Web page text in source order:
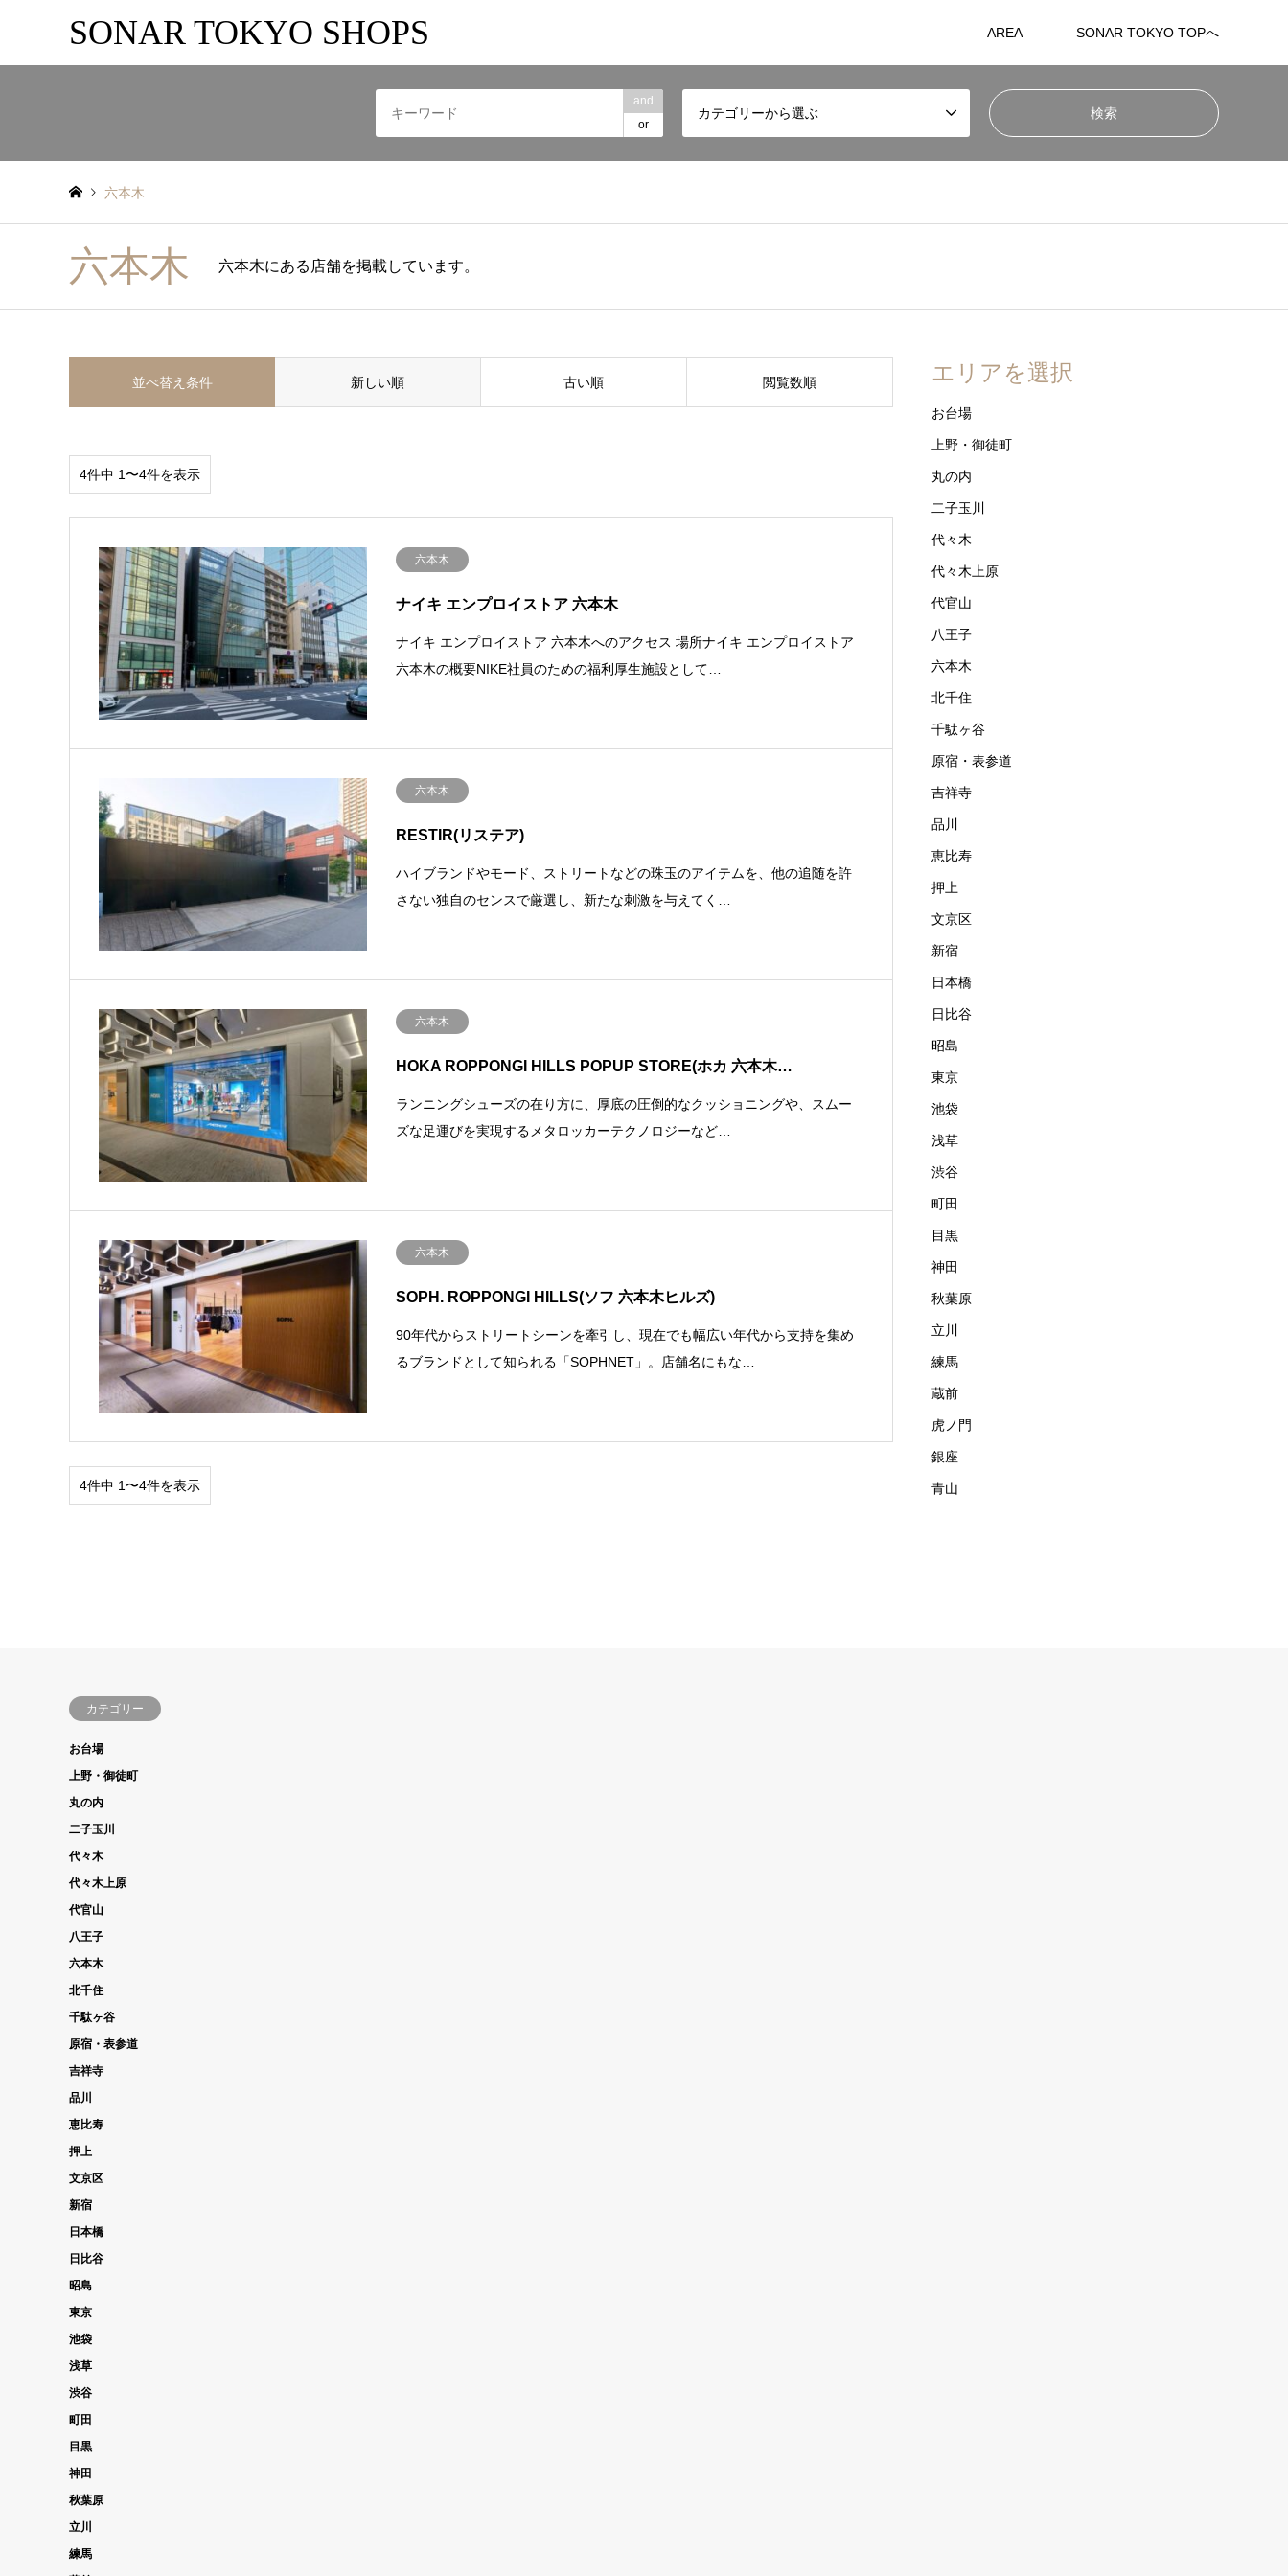
SONAR TOKYO SHOPS AREA SONAR TOKYO TOPへ
and
or
カテゴリーから選ぶ
六本木
六本木 六本木にある店舗を掲載しています。
並べ替え条件 新しい順 古い順 閲覧数順
4件中 1〜4件を表示
六本木
ナイキ エンプロイストア 六本木
ナイキ エンプロイストア 六本木へのアクセス 場所ナイキ エンプロイストア
六本木の概要NIKE社員のための福利厚生施設として…
六本木
RESTIR(リステア)
ハイブランドやモード、ストリートなどの珠玉のアイテムを、他の追随を許
さない独自のセンスで厳選し、新たな刺激を与えてく…
六本木
HOKA ROPPONGI HILLS POPUP STORE(ホカ 六本木…
ランニングシューズの在り方に、厚底の圧倒的なクッショニングや、スムー
ズな足運びを実現するメタロッカーテクノロジーなど…
六本木
SOPH. ROPPONGI HILLS(ソフ 六本木ヒルズ)
90年代からストリートシーンを牽引し、現在でも幅広い年代から支持を集め
るブランドとして知られる「SOPHNET」。店舗名にもな…
4件中 1〜4件を表示
エリアを選択
お台場
上野・御徒町
丸の内
二子玉川
代々木
代々木上原
代官山
八王子
六本木
北千住
千駄ヶ谷
原宿・表参道
吉祥寺
品川
恵比寿
押上
文京区
新宿
日本橋
日比谷
昭島
東京
池袋
浅草
渋谷
町田
目黒
神田
秋葉原
立川
練馬
蔵前
虎ノ門
銀座
青山
カテゴリー
お台場
上野・御徒町
丸の内
二子玉川
代々木
代々木上原
代官山
八王子
六本木
北千住
千駄ヶ谷
原宿・表参道
吉祥寺
品川
恵比寿
押上
文京区
新宿
日本橋
日比谷
昭島
東京
池袋
浅草
渋谷
町田
目黒
神田
秋葉原
立川
練馬